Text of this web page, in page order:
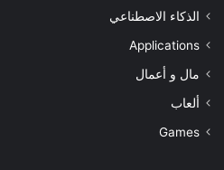
الذكاء الاصطناعي
Applications
مال و أعمال
ألعاب
Games